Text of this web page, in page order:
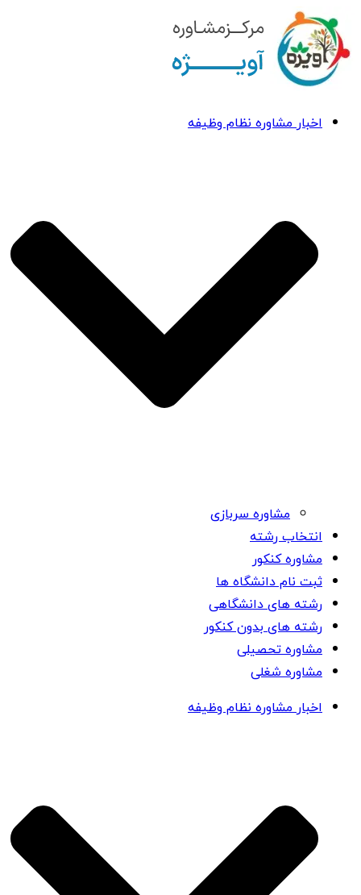
اخبار مشاوره نظام وظیفه
مشاوره سربازی
انتخاب رشته
مشاوره کنکور
ثبت نام دانشگاه ها
رشته های دانشگاهی
رشته های بدون کنکور
مشاوره تحصیلی
مشاوره شغلی
اخبار مشاوره نظام وظیفه